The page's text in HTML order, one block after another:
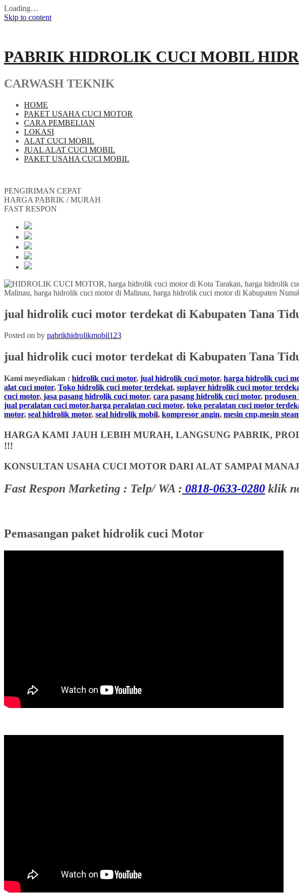
Loading…
Skip to content
PABRIK HIDROLIK CUCI MOBIL
CARWASH TEKNIK
HOME
PAKET USAHA CUCI MOTOR
CARA PEMBELIAN
LOKASI
ALAT CUCI MOBIL
JUAL ALAT CUCI MOBIL
PAKET USAHA CUCI MOBIL
PENGIRIMAN CEPAT
HARGA PABRIK / MURAH
FAST RESPON
jual hidrolik cuci motor terdekat di Kabupaten Tana
Posted on by pabrikhidrolikmobil123
jual hidrolik cuci motor terdekat di Kabupaten Tana
Kami meyediakan : hidrolik cuci motor, jual hidrolik cuci motor, harga hidrolik cuci
alat cuci motor, Toko hidrolik cuci motor terdekat, suplayer hidrolik cuci motor
cuci motor, jasa pasang hidrolik cuci motor, cara pasang hidrolik cuci motor,
jual peralatan cuci motor,harga peralatan cuci motor, toko peralatan cuci motor
motor, seal hidrolik motor, seal hidrolik mobil, kompresor angin, mesin cnp,mesin
HARGA KAMI JAUH LEBIH MURAH, LANGSUNG PABRIK,
!!!
KONSULTAN USAHA CUCI MOTOR DARI ALAT SAMPAI
Fast Respon Marketing : Telp/ WA : 0818-0633-0280 klik
Pemasangan paket hidrolik cuci Motor